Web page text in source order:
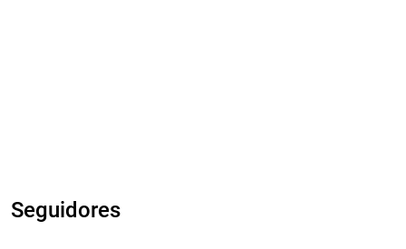
Seguidores